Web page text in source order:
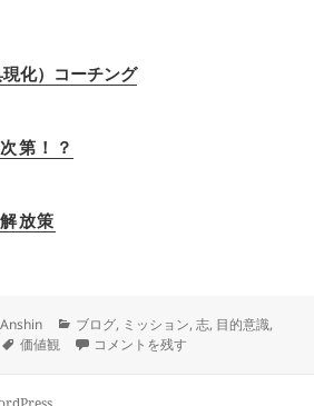
化）コーチング
第！？
放策
カ
テ
ブログ, ミッション,志, 目的意識,
タ
価値観 遺伝子の配列を変える秘訣 に
コメントを残す